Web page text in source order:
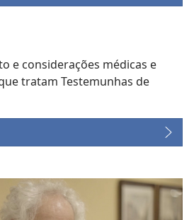
e considerações médicas e
tratam Testemunhas de